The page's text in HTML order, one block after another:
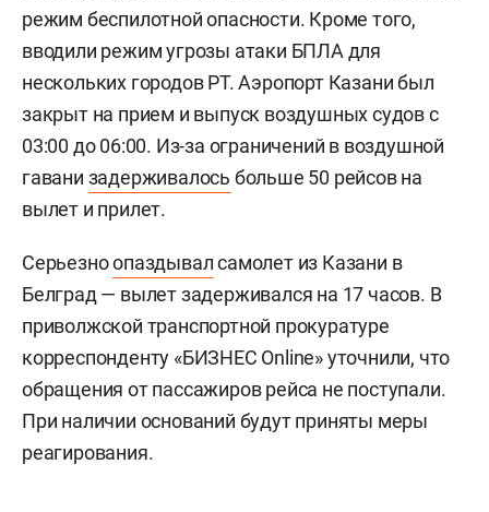
режим беспилотной опасности. Кроме того,
вводили режим угрозы атаки БПЛА для
нескольких городов РТ. Аэропорт Казани был
закрыт на прием и выпуск воздушных судов с
03:00 до 06:00. Из-за ограничений в воздушной
гавани задерживалось больше 50 рейсов на
вылет и прилет.
Серьезноопаздывалсамолет из Казани в
Белград — вылет задерживался на 17 часов. В
приволжской транспортной прокуратуре
корреспонденту «БИЗНЕС Online» уточнили, что
обращения от пассажиров рейса не поступали.
При наличии оснований будут приняты меры
реагирования.